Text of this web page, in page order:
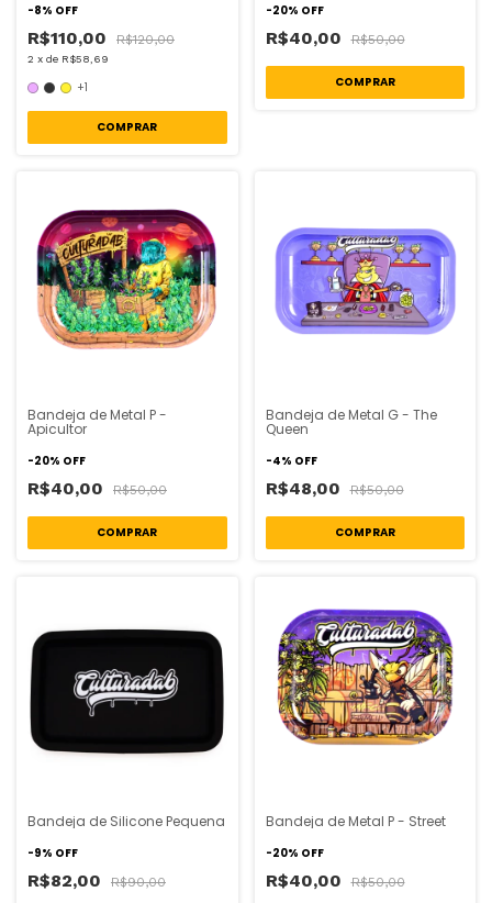
-8% OFF
R$110,00 R$120,00
2 x de R$58,69
+1
COMPRAR
-20% OFF
R$40,00 R$50,00
Bandeja de Metal P -
Apicultor
-20% OFF
R$40,00 R$50,00
Bandeja de Metal G - The
Queen
-4% OFF
R$48,00 R$50,00
Bandeja de Silicone Pequena
-9% OFF
R$82,00 R$90,00
Bandeja de Metal P - Street
-20% OFF
R$40,00 R$50,00